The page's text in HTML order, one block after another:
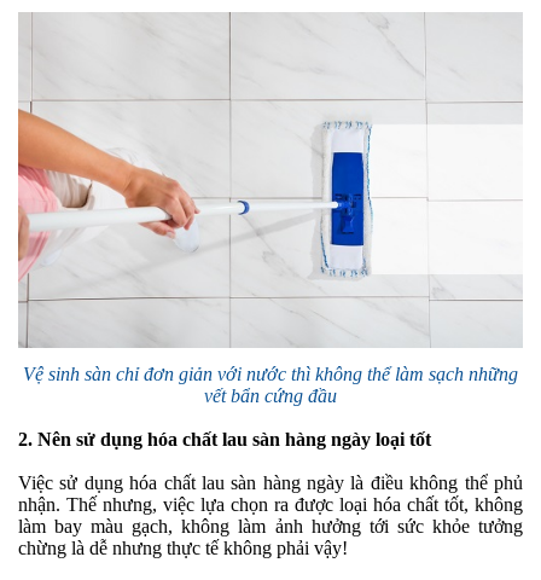
Vệ sinh sàn chỉ đơn giản với nước thì không thể làm sạch những
vết bẩn cứng đầu
2. Nên sử dụng hóa chất lau sàn hàng ngày loại tốt
Việc sử dụng hóa chất lau sàn hàng ngày là điều không thể phủ
nhận. Thế nhưng, việc lựa chọn ra được loại hóa chất tốt, không
làm bay màu gạch, không làm ảnh hưởng tới sức khỏe tưởng
chừng là dễ nhưng thực tế không phải vậy!